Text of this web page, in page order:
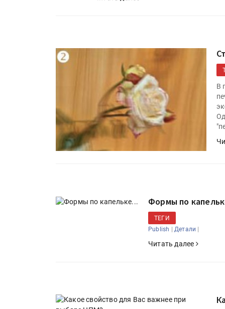
В
Формы по
ТЕГИ
Publish | Детали |
Читать далее